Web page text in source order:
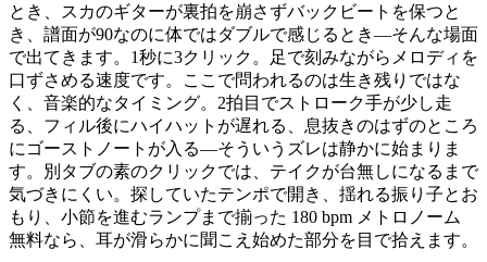
とき、スカのギターが裏拍を崩さずバックビートを保つと
き、譜面が90なのに体ではダブルで感じるとき—そんな場面
で出てきます。1秒に3クリック。足で刻みながらメロディを
口ずさめる速度です。ここで問われるのは生き残りではな
く、音楽的なタイミング。2拍目でストローク手が少し走
る、フィル後にハイハットが遅れる、息抜きのはずのところ
にゴーストノートが入る—そういうズレは静かに始まりま
す。別タブの素のクリックでは、テイクが台無しになるまで
気づきにくい。探していたテンポで開き、揺れる振り子とお
もり、小節を進むランプまで揃った 180 bpm メトロノーム
無料なら、耳が滑らかに聞こえ始めた部分を目で拾えます。